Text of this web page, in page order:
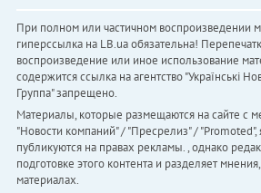
При полном или частичном воспроизведении
гиперссылка на LB.ua обязательна!
воспроизведение или иное использование
содержится ссылка на агентство "Українськi
Группа" запрещено.
Материалы, которые размещаются на сайте с
"Новости компаний" / "Пресрелиз" /
публикуются на правах рекламы. , однако
подготовке этого контента и разделяет
материалах.